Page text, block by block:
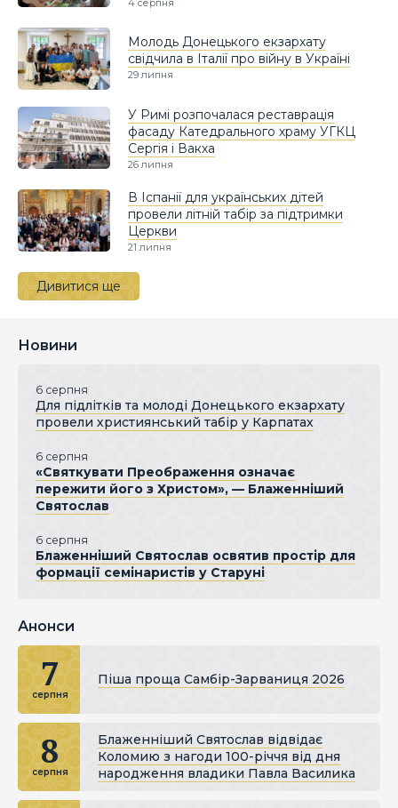
4 серпня
Молодь Донецького екзархату
свідчила в Італії про війну в Україні
29 липня
У Римі розпочалася реставрація
фасаду Катедрального храму УГКЦ
Сергія і Вакха
26 липня
В Іспанії для українських дітей
провели літній табір за підтримки
Церкви
21 липня
Дивитися ще
Новини
6 серпня
Для підлітків та молоді Донецького екзархату
провели християнський табір у Карпатах
6 серпня
«Святкувати Преображення означає
пережити його з Христом», — Блаженніший
Святослав
6 серпня
Блаженніший Святослав освятив простір для
формації семінаристів у Старуні
Анонси
7
серпня
Піша проща Самбір-Зарваниця 2026
8
серпня
Блаженніший Святослав відвідає
Коломию з нагоди 100-річчя від дня
народження владики Павла Василика